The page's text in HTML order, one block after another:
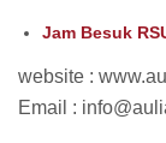
Jam Besuk
website :
Email :